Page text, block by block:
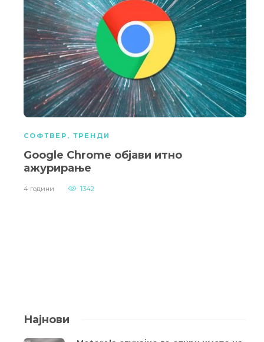
СОФТВЕР , ТРЕНДИ
Google Chrome објави итно
ажурирање
4 години 1342
Најнови